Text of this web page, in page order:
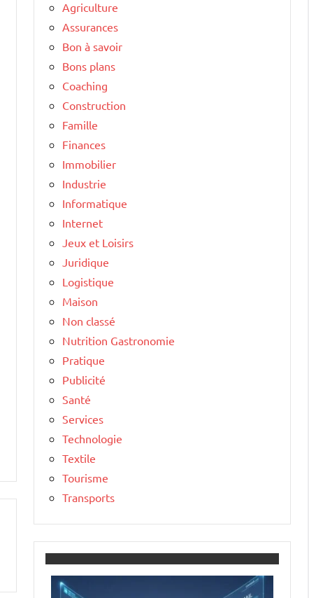
Agriculture
Assurances
Bon à savoir
Bons plans
Coaching
Construction
Famille
Finances
Immobilier
Industrie
Informatique
Internet
Jeux et Loisirs
Juridique
Logistique
Maison
Non classé
Nutrition Gastronomie
Pratique
Publicité
Santé
Services
Technologie
Textile
Tourisme
Transports